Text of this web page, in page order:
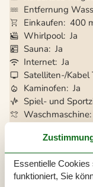
Entfernung
Einkaufen 400
Whirlpool Ja
Sauna Ja
Internet Ja
Satelliten-/Kabel
Kaminofen Ja
Spiel- und
Waschmaschine
Geschirrspüler
Nichtraucher Ja
Essentielle
funktioniert, Sie